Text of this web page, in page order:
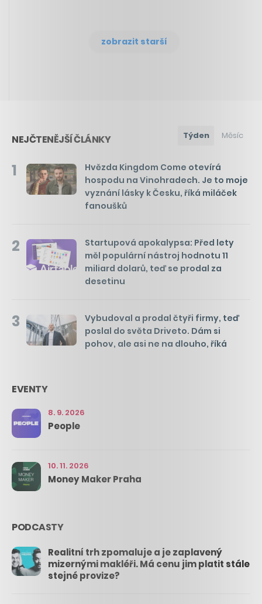
zobrazit starší
NEJČTENĚJŠÍ ČLÁNKY Týden Měsíc
1
Hvězda Kingdom Come otevírá
hospodu na Vinohradech. Je to moje
vyznání lásky k Česku, říká miláček
fanoušků
2
Startupová apokalypsa: Před lety
měl populární nástroj hodnotu 11
miliard dolarů, teď se prodal za
desetinu
3
Vybudoval a prodal čtyři firmy, teď
poslal do světa Driveto. Dám si
pohov, ale asi ne na dlouho, říká
EVENTY
8. 9. 2026
People
10. 11. 2026
Money Maker Praha
PODCASTY
Realitní trh zpomaluje a je zaplavený
mizernými makléři. Má cenu jim platit stále
stejné provize?